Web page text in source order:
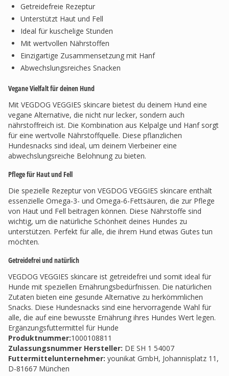
Getreidefreie Rezeptur
Unterstützt Haut und Fell
Ideal für kuschelige Stunden
Mit wertvollen Nährstoffen
Einzigartige Zusammensetzung mit Hanf
Abwechslungsreiches Snacken
Vegane Vielfalt für deinen Hund
Mit VEGDOG VEGGIES skincare bietest du deinem Hund eine
vegane Alternative, die nicht nur lecker, sondern auch
nährstoffreich ist. Die Kombination aus Kelpalge und Hanf sorgt
für eine wertvolle Nährstoffquelle. Diese pflanzlichen
Hundesnacks sind ideal, um deinem Vierbeiner eine
abwechslungsreiche Belohnung zu bieten.
Pflege für Haut und Fell
Die spezielle Rezeptur von VEGDOG VEGGIES skincare enthält
essenzielle Omega-3- und Omega-6-Fettsäuren, die zur Pflege
von Haut und Fell beitragen können. Diese Nährstoffe sind
wichtig, um die natürliche Schönheit deines Hundes zu
unterstützen. Perfekt für alle, die ihrem Hund etwas Gutes tun
möchten.
Getreidefrei und natürlich
VEGDOG VEGGIES skincare ist getreidefrei und somit ideal für
Hunde mit speziellen Ernährungsbedürfnissen. Die natürlichen
Zutaten bieten eine gesunde Alternative zu herkömmlichen
Snacks. Diese Hundesnacks sind eine hervorragende Wahl für
alle, die auf eine bewusste Ernährung ihres Hundes Wert legen.
Ergänzungsfuttermittel für Hunde
Produktnummer:1000108811
Zulassungsnummer Hersteller: DE SH 1 54007
Futtermittelunternehmer: younikat GmbH, Johannisplatz 11,
D-81667 München